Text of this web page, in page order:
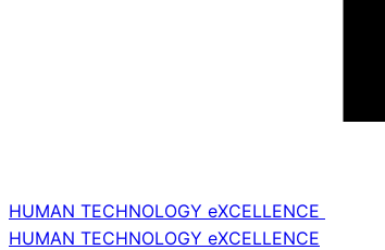
HUMAN TECHNOLOGY eXCELLENCE
HUMAN TECHNOLOGY eXCELLENCE